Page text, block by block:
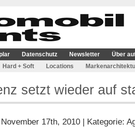
Datenschutz Newsletter
Über
Hard + Soft Locations
setzt wieder auf
17th, 2010 | Kategorie: